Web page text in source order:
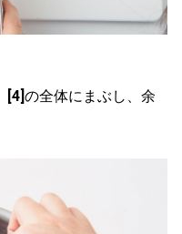
[4] の全体にまぶし、余